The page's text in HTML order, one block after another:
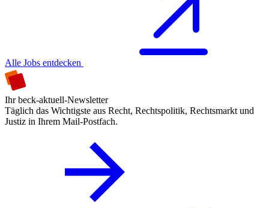
Alle Jobs entdecken
Ihr beck-aktuell-Newsletter
Täglich das Wichtigste aus Recht, Rechtspolitik, Rechtsmarkt und
Justiz in Ihrem Mail-Postfach.